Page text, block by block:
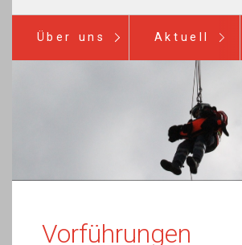
Über uns Aktuell
Vorführungen